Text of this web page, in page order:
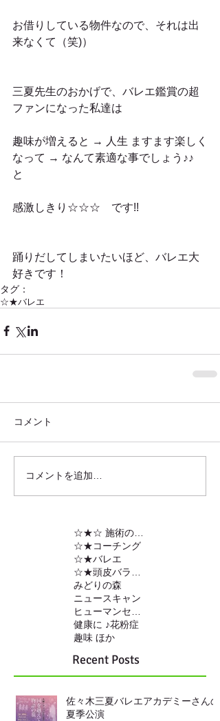
お借りしている物件なので、それは出
来なくて（笑)）
三夏先生のおかげで、バレエ鑑賞の超
ファンになった私達は
趣味が増えると → 人生 ますます楽しく
なって → なんて素適な事でしょう♪♪
と
感激しきり☆☆☆　です!!
踊りだしてしまいたいほど、バレエ大
好きです！
タグ：
☆★バレエ
コメント
コメントを追加…
☆★コーチング
☆★バレエ
みどりの森
ニュースキャン
健康に ♪花粉症
趣味 ほか
Recent Posts
佐々木三夏バレエアカデミーさんの
夏季公演